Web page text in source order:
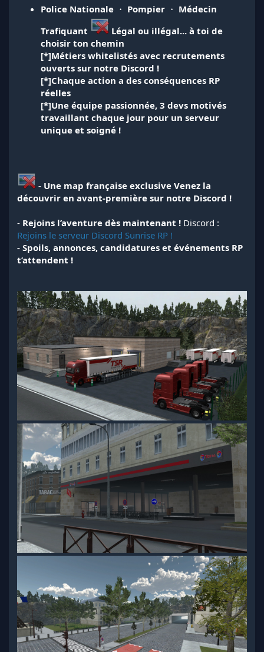
Police Nationale ・ Pompier ・ Médecin
Trafiquant
Légal ou illégal... à toi de
choisir ton chemin
[*]Métiers whitelistés avec recrutements
ouverts sur notre Discord !
[*]Chaque action a des conséquences RP
réelles
[*]Une équipe passionnée, 3 devs motivés
travaillant chaque jour pour un serveur
unique et soigné !
- Une map française exclusive Venez la
découvrir en avant-première sur notre Discord !
- Rejoins l’aventure dès maintenant ! Discord :
Rejoins le serveur Discord Sunrise RP !
- Spoils, annonces, candidatures et événements RP
t’attendent !